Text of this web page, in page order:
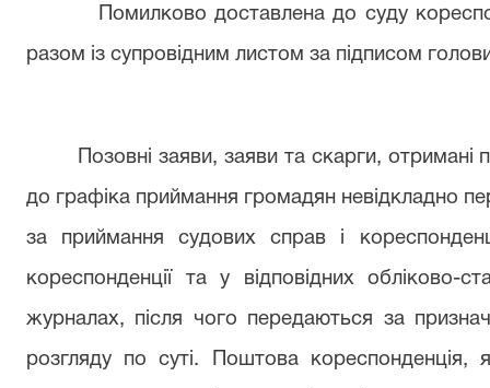
Помилково доставлена до суду
разом із супровідним листом за підписом
Позовні заяви, заяви та скарги, отримані
до графіка приймання громадян невідкладно
за приймання судових справ і
кореспонденції та у відповідних обліково-
журналах, після чого передаються за
розгляду по суті. Поштова кореспонденція,